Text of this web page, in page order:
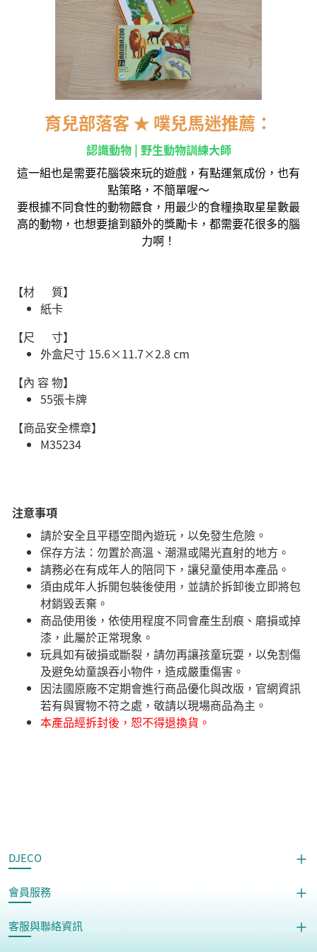
育兒部落客 ★ 噗兒馬迷推薦：
認識動物 | 野生動物訓練大師
這一組也是需要花腦袋來玩的遊戲，有點運氣成份，也有
點策略，不簡單喔～
要根據不同食性的動物餵食，用最少的食糧換取星星數最
高的動物，也想要搶到額外的獎勵卡，都需要花很多的腦
力啊！
【材 質】
紙卡
【尺 寸】
外盒尺寸 15.6×11.7×2.8 cm
【內 容 物】
55張卡牌
【商品安全標章】
M35234
注意事項
請於安全且平穩空間內遊玩，以免發生危險。
​保存方法：勿置於高溫、潮濕或陽光直射的地方。
請務必在有成年人的陪同下，讓兒童使用本產品。
須由成年人拆開包裝後使用，並請於拆卸後立即將包
材銷毀丟棄。
商品使用後，依使用程度不同會產生刮痕、磨損或掉
漆，此屬於正常現象。
玩具如有破損或斷裂，請勿再讓孩童玩耍，以免割傷
及避免幼童誤吞小物件，造成嚴重傷害。
因法國原廠不定期會進行商品優化與改版，官網資訊
若有與實物不符之處，敬請以現場商品為主。
本產品經拆封後，恕不得退換貨。
DJECO
會員服務
客服與聯絡資訊